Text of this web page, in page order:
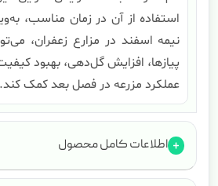
استفاده از آن در زمان مناسب،
نیمه اسفند در مزارع زعفران،
پیازها، افزایش گل‌دهی، بهبود
عملکرد مزرعه در فصل بعد کمک کند.
اطلاعات کامل محصول